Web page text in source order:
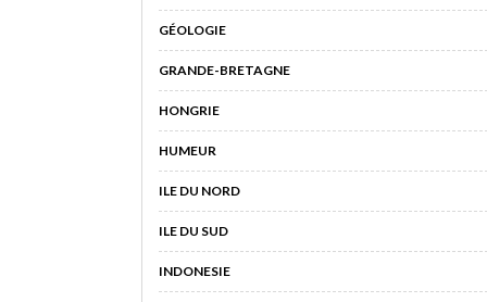
GÉOLOGIE
GRANDE-BRETAGNE
HONGRIE
HUMEUR
ILE DU NORD
ILE DU SUD
INDONESIE